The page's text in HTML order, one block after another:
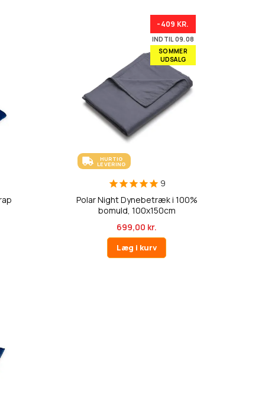
-409 KR.
INDTIL 09.08
SOMMER
UDSALG
HURTIG
LEVERING
9
Polar Night Dynebetræk i 100%
bomuld, 100x150cm
699,00 kr.
Læg i kurv